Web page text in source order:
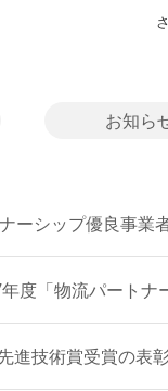
お知ら
ーシップ優良事業
年度「物流パート
進技術賞受賞の表